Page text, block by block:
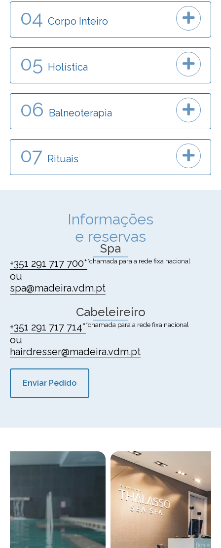
04 Corpo Inteiro
05 Holística
06 Balneoterapia
07 Rituais
Informações
e reservas
Spa
+351 291 717 700**chamada para a rede fixa nacional
ou
spa@madeira.vdm.pt
Cabeleireiro
+351 291 717 714**chamada para a rede fixa nacional
ou
hairdresser@madeira.vdm.pt
Enviar Pedido